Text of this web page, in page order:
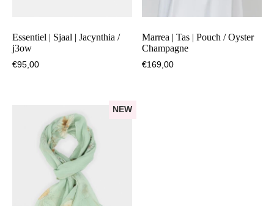
Essentiel | Sjaal | Jacynthia /
j3ow
€95,00
Marrea | Tas | Pouch / Oyster
Champagne
€169,00
NEW